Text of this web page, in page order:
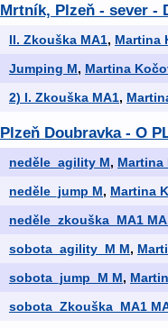
Mrtník, Plzeň - sever -
II. Zkouška MA1, Martina
Jumping M, Martina
2) I. Zkouška MA1,
Plzeň Doubravka - O
neděle_agility M, Martina
neděle_jump M, Martina
neděle_zkouška_MA1
sobota_agility_M M,
sobota_jump_M M,
sobota_Zkouška_MA1